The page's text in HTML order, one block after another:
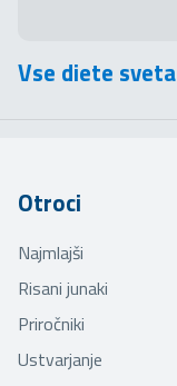
Vse diete sveta
Otroci
Najmlajši
Risani junaki
Priročniki
Ustvarjanje